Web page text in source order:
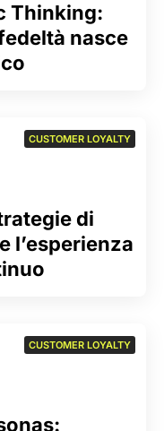
Thinking:
nasce
di
l’esperienza
CUSTOMER LOYALTY
CUSTOMER LOYALTY